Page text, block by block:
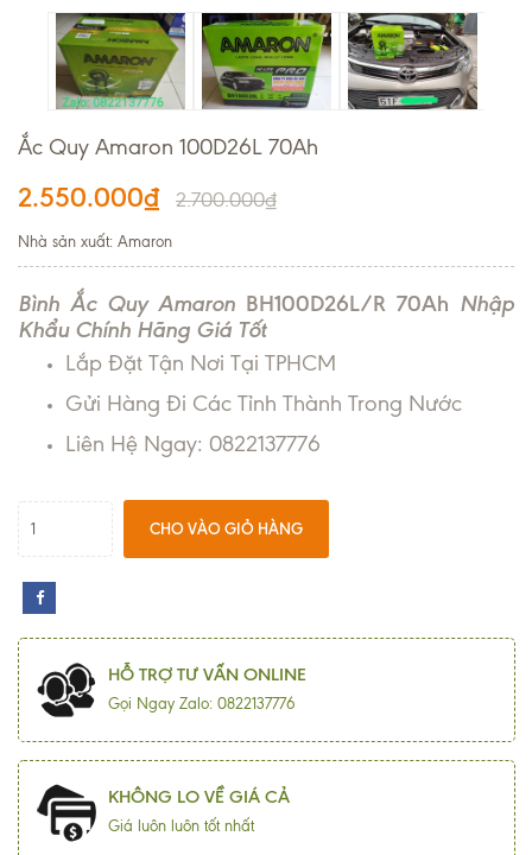
Ắc Quy Amaron 100D26L 70Ah
2.550.000₫ 2.700.000₫
Nhà sản xuất: Amaron
Bình Ắc Quy Amaron BH100D26L/R 70Ah Nhập
Khẩu Chính Hãng Giá Tốt
Lắp Đặt Tận Nơi Tại TPHCM
Gửi Hàng Đi Các Tỉnh Thành Trong Nước
Liên Hệ Ngay: 0822137776
CHO VÀO GIỎ HÀNG
HỖ TRỢ TƯ VẤN ONLINE
Gọi Ngay Zalo: 0822137776
KHÔNG LO VỀ GIÁ CẢ
Giá luôn luôn tốt nhất